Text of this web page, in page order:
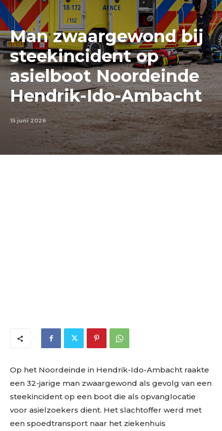
Man zwaargewond bij
steekincident op
asielboot Noordeinde
Hendrik-Ido-Ambacht
15 juni 2026
Op het Noordeinde in Hendrik-Ido-Ambacht raakte
een 32-jarige man zwaargewond als gevolg van een
steekincident op een boot die als opvanglocatie
voor asielzoekers dient. Het slachtoffer werd met
een spoedtransport naar het ziekenhuis